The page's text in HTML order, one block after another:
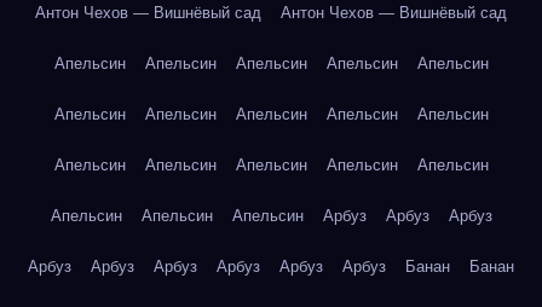
Антон Чехов — Вишнёвый сад Антон Чехов — Вишнёвый сад
Апельсин Апельсин Апельсин Апельсин Апельсин
Апельсин Апельсин Апельсин Апельсин Апельсин
Апельсин Апельсин Апельсин Апельсин Апельсин
Апельсин Апельсин Апельсин Арбуз Арбуз Арбуз
Арбуз Арбуз Арбуз Арбуз Арбуз Арбуз Банан Банан